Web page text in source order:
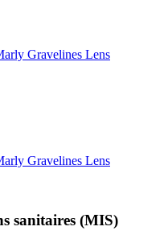
Gravelines Lens
Gravelines Lens
sanitaires (MIS)